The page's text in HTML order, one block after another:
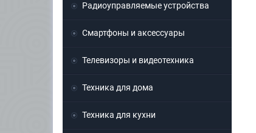
Радиоуправляемые устройства
Смартфоны и аксессуары
Телевизоры и видеотехника
Техника для дома
Техника для кухни